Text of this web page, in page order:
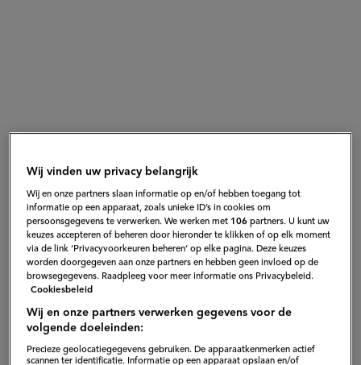
"Omdat je de ganache die er
smelt het ontzettend snel weg in je
Wij vinden uw privacy belangrijk
Wij en onze partners slaan informatie op en/of hebben toegang tot
informatie op een apparaat, zoals unieke ID’s in cookies om
persoonsgegevens te verwerken. We werken met 106 partners. U kunt uw
keuzes accepteren of beheren door hieronder te klikken of op elk moment
via de link ‘Privacyvoorkeuren beheren’ op elke pagina. Deze keuzes
worden doorgegeven aan onze partners en hebben geen invloed op de
browsegegevens. Raadpleeg voor meer informatie ons Privacybeleid.
Cookiesbeleid
Wij en onze partners verwerken gegevens voor de
volgende doeleinden:
Precieze geolocatiegegevens gebruiken. De apparaatkenmerken actief
scannen ter identificatie. Informatie op een apparaat opslaan en/of